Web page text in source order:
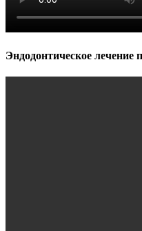
Эндодонтическое лечение